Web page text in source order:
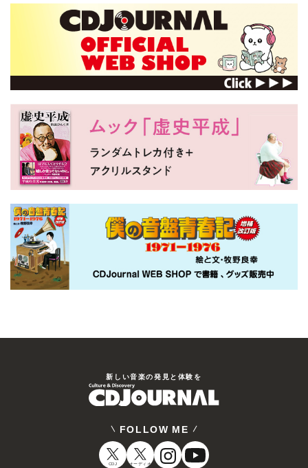
新しい⾳楽の発⾒と体験を
FOLLOW ME
CDJ オーディオ